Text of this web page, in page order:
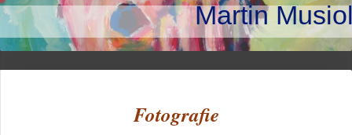
Martin
Fotografie